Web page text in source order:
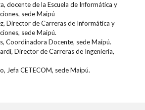
docente de la Escuela de Informática y
sede Maipú
Director de Carreras de Informática y
sede Maipú.
Coordinadora Docente, sede Maipú.
Director de Carreras de Ingeniería,
Jefa CETECOM, sede Maipú.